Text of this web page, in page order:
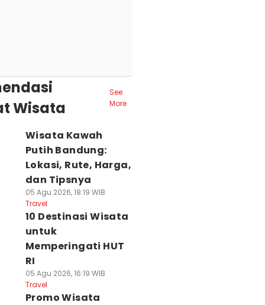
Wisata
See
More
Wisata Kawah
Putih Bandung:
Lokasi, Rute, Harga,
dan Tipsnya
05 Agu 2026, 18:19 WIB
Travel
10 Destinasi Wisata
untuk
Memperingati HUT
RI
05 Agu 2026, 16:19 WIB
Travel
Promo Wisata